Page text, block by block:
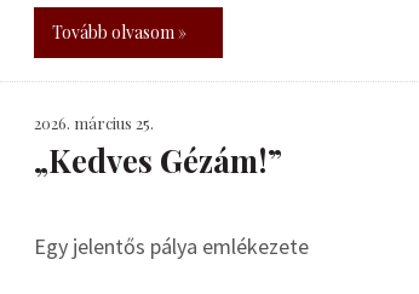
Tovább olvasom »
2026. március 25.
„Kedves Gézám!”
Egy jelentős pálya emlékezete